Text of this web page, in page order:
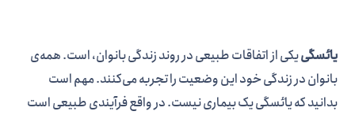
یائسگییکی از اتفاقات طبیعی در روند زندگی بانوان، است. همه­‌ی
بانوان در زندگی خود این وضعیت را تجربه می­‌کنند. مهم است
بدانید که یائسگی یک بیماری نیست. در واقع فرآیندی طبیعی است